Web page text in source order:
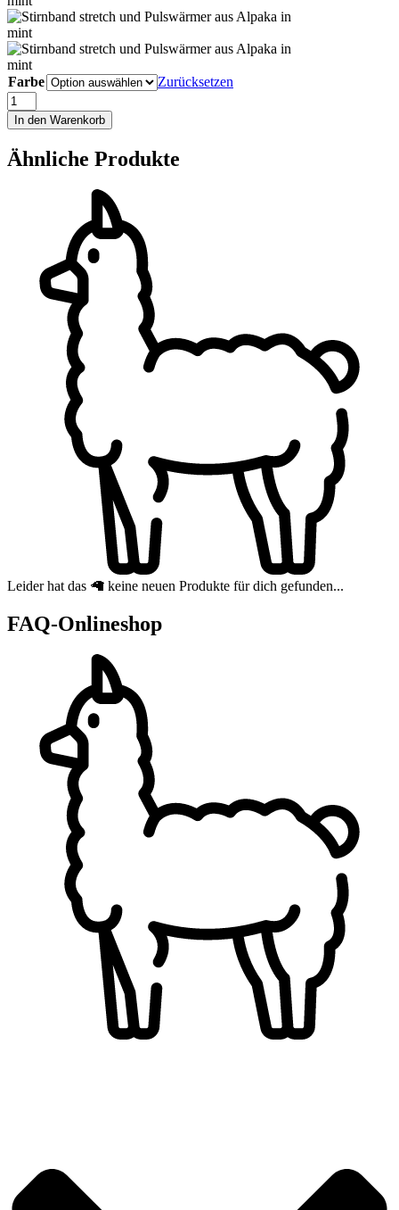
Farbe
Zurücksetzen
Stirnband
STRETCH
Menge
In den Warenkorb
Ähnliche Produkte
Leider hat das 🦙 keine neuen Produkte für dich gefunden...
FAQ-Onlineshop